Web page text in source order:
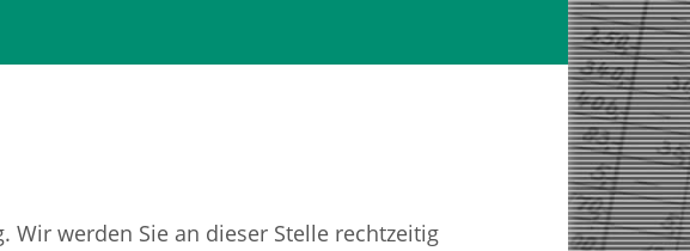
Wir werden Sie an dieser Stelle rechtzeitig